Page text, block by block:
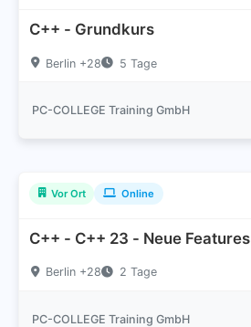
C++ - Grundkurs
Berlin +28 5 Tage
PC-COLLEGE Training GmbH
Vor Ort Online
C++ - C++ 23 - Neue Features
Berlin +28 2 Tage
PC-COLLEGE Training GmbH